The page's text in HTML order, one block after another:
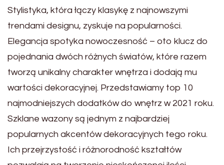
Stylistyka, która łączy klasykę z najnowszymi
trendami designu, zyskuje na popularności.
Elegancja spotyka nowoczesność – oto klucz do
pojednania dwóch różnych światów, które razem
tworzą unikalny charakter wnętrza i dodają mu
wartości dekoracyjnej. Przedstawiamy top 10
najmodniejszych dodatków do wnętrz w 2021 roku.
Szklane wazony są jednym z najbardziej
popularnych akcentów dekoracyjnych tego roku.
Ich przejrzystość i różnorodność kształtów